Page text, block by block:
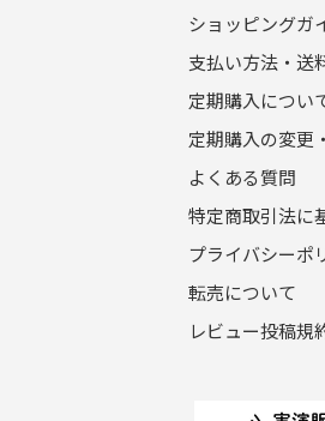
当サイトを利⽤す
確実に管理するも
※チャートなど⼀
など、当社が不適
また⼀度承認した
第7条（掲載内容）
当社が提供する当
証も負わないものと
1. 当社は、以下の
ショッピングガ
支払い方法・送
定期購入につい
定期購入の変更
よくある質問
特定商取引法に
プライバシーポ
転売について
レビュー投稿規